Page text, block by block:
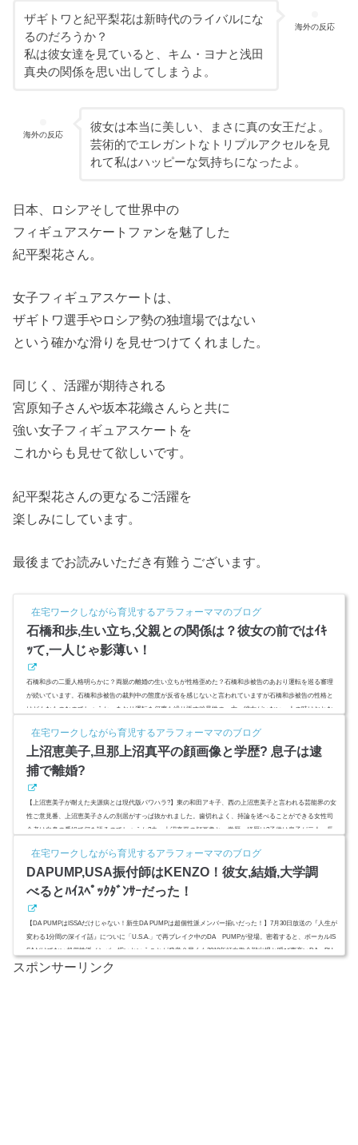
海外の反応
ザギトワと紀平梨花は新時代のライバルにな
るのだろうか？
私は彼女達を見ていると、キム・ヨナと浅田
真央の関係を思い出してしまうよ。
海外の反応
彼女は本当に美しい、まさに真の女王だよ。
芸術的でエレガントなトリプルアクセルを見
れて私はハッピーな気持ちになったよ。
日本、ロシアそして世界中の
フィギュアスケートファンを魅了した
紀平梨花さん。
女子フィギュアスケートは、
ザギトワ選手やロシア勢の独壇場ではない
という確かな滑りを見せつけてくれました。
同じく、活躍が期待される
宮原知子さんや坂本花織さんらと共に
強い女子フィギュアスケートを
これからも見せて欲しいです。
紀平梨花さんの更なるご活躍を
楽しみにしています。
最後までお読みいただき有難うございます。
在宅ワークしながら育児するアラフォーママのブログ
石橋和歩,生い立ち,父親との関係は？彼女の前ではｲｷ
ｯて,一人じゃ影薄い！
石橋和歩の二重人格明らかに？両親の離婚の生い立ちが性格歪めた？石橋和歩被告のあおり運転を巡る審理
が続いています。石橋和歩被告の裁判中の態度が反省を感じないと言われていますが石橋和歩被告の性格と
はどんなものなのでしょうか。あおり運転を何度も繰り返す凶暴性の一方、彼女がいない一人の時はおとな
dow.adsbygoogle || ).push({ google_ad_client: "ca-pub-4735429620646332", enabl...
在宅ワークしながら育児するアラフォーママのブログ
上沼恵美子,旦那上沼真平の顔画像と学歴? 息子は逮
捕で離婚?
【上沼恵美子が耐えた夫源病とは現代版パワハラ?】東の和田アキ子、西の上沼恵美子と言われる芸能界の女
性ご意見番、上沼恵美子さんの別居がすっぱ抜かれました。歯切れよく、持論を述べることができる女性司
会者は自身の番組で何を語るのでしょうか?夫、上沼真平の顔画像と、学歴、経歴は?子供は息子が二人。長
ygoogle || ).push({});上沼恵美子,旦那上沼真平の顔画像と学歴は【上沼恵美子「夫源病」で別居】上沼恵美子
が...
在宅ワークしながら育児するアラフォーママのブログ
DAPUMP,USA振付師はKENZO！彼女,結婚,大学調
べるとﾊｲｽﾍﾟｯｸﾀﾞﾝｻｰだった！
【DA PUMPはISSAだけじゃない！新生DA PUMPは超個性派メンバー揃いだった！】7月30日放送の『人生が
変わる1分間の深イイ話』についに「U.S.A.」で再ブレイク中のDA PUMPが登場。密着すると、ボーカルIS
SAだけでない超個性派メンバー揃いということが発覚？早くも2018年紅白歌合戦出場と呼び声高いDA PU
MPについて調べてみました。スポンサーリンク(adsbygoogle = window.adsbygoogle || ).push({});(adsbygoogle
スポンサーリンク